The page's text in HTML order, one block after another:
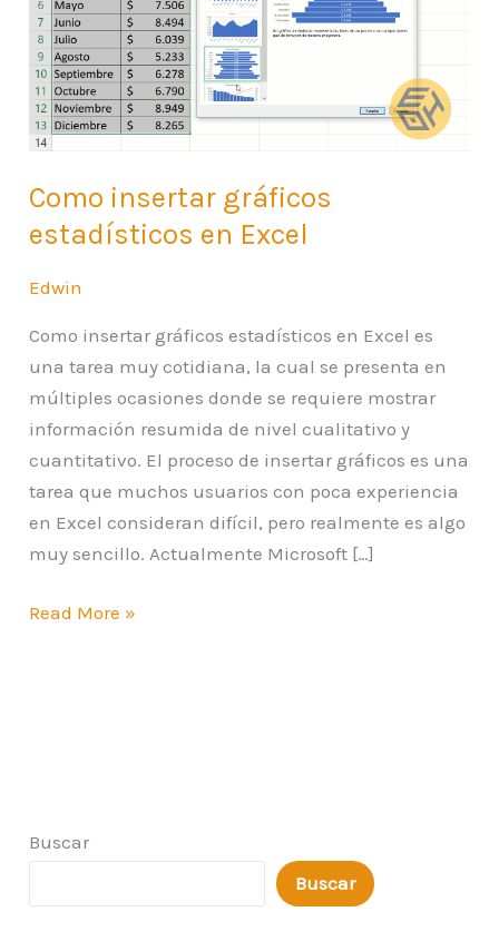
Como insertar gráficos
estadísticos en Excel
Edwin
Como insertar gráficos estadísticos en Excel es
una tarea muy cotidiana, la cual se presenta en
múltiples ocasiones donde se requiere mostrar
información resumida de nivel cualitativo y
cuantitativo. El proceso de insertar gráficos es una
tarea que muchos usuarios con poca experiencia
en Excel consideran difícil, pero realmente es algo
muy sencillo. Actualmente Microsoft […]
Excel
Read More »
Buscar
Buscar